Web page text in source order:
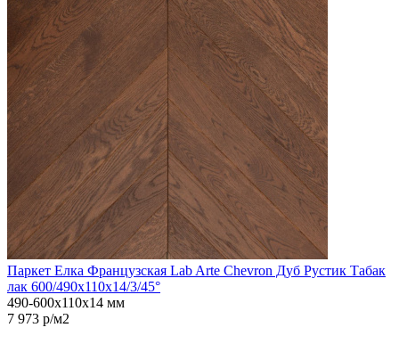
Паркет Елка Французская Lab Arte Chevron Дуб Рустик Табак
лак 600/490х110х14/3/45°
490-600х110х14 мм
7 973 р/м2